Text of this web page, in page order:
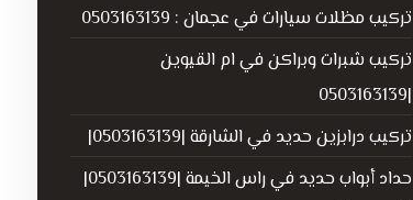
تركيب مظلات سيارات في عجمان : 0503163139
تركيب شبرات وبراكن في ام القيوين
|0503163139
تركيب درابزين حديد في الشارقة |0503163139|
حداد أبواب حديد في راس الخيمة |0503163139|